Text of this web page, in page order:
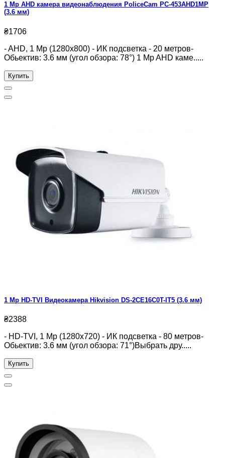
1 Mp AHD камера видеонаблюдения PoliceCam PC-453AHD1MP
(3.6 мм)
₴1706
- AHD, 1 Mp (1280x800) - ИК подсветка - 20 метров-
Обьектив: 3.6 мм (угол обзора: 78°) 1 Mp AHD каме.....
Купить
1 Mp HD-TVI Видеокамера Hikvision DS-2CE16C0T-IT5 (3.6 мм)
₴2388
- HD-TVI, 1 Mp (1280x720) - ИК подсветка - 80 метров-
Обьектив: 3.6 мм (угол обзора: 71°)Выбрать дру.....
Купить